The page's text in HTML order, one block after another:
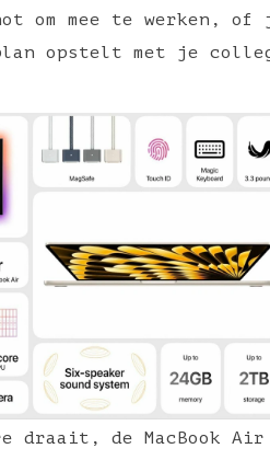
om mee te werken, of
opstelt met je
draait, de MacBook